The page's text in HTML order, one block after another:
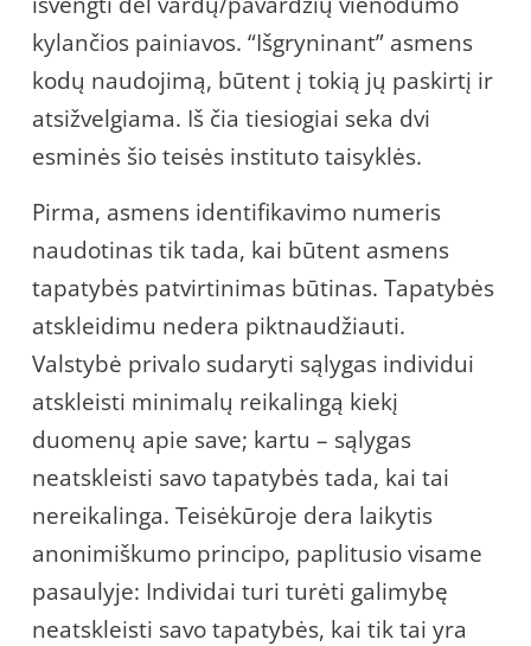
kylančios painiavos. “Išgryninant” asmens
kodų naudojimą, būtent į tokią jų paskirtį ir
atsižvelgiama. Iš čia tiesiogiai seka dvi
esminės šio teisės instituto taisyklės.
Pirma, asmens identifikavimo numeris
naudotinas tik tada, kai būtent asmens
tapatybės patvirtinimas būtinas. Tapatybės
atskleidimu nedera piktnaudžiauti.
Valstybė privalo sudaryti sąlygas individui
atskleisti minimalų reikalingą kiekį
duomenų apie save; kartu – sąlygas
neatskleisti savo tapatybės tada, kai tai
nereikalinga. Teisėkūroje dera laikytis
anonimiškumo principo, paplitusio visame
pasaulyje: Individai turi turėti galimybę
neatskleisti savo tapatybės, kai tik tai yra